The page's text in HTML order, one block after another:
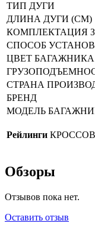
ТИП ДУГИ
ДЛИНА ДУГИ (СМ)
КОМПЛЕКТАЦИЯ
СПОСОБ
ЦВЕТ БАГАЖНИКА
СТРАНА
БРЕНД
МОДЕЛЬ
Рейлинги
Обзоры
Отзывов пока нет.
Оставить отзыв